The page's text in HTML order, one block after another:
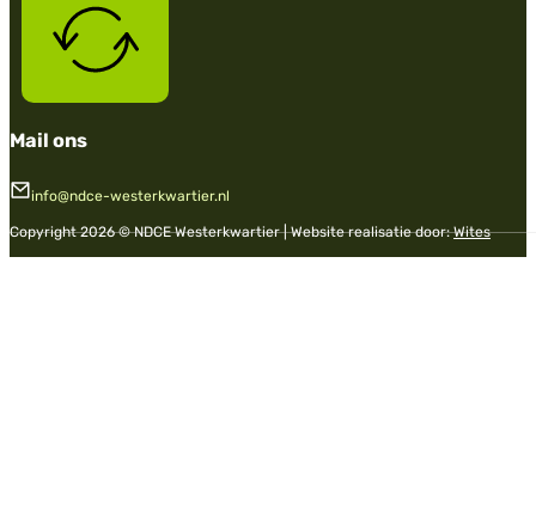
Mail ons
info@ndce-westerkwartier.nl
Copyright 2026 © NDCE Westerkwartier | Website realisatie door:Wites